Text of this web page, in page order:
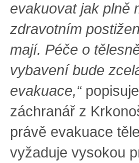
evakuovat jak plně
zdravotním
mají. Péče o
vybavení bude
evakuace,“
záchranář z
právě evakuace
vyžaduje vysokou